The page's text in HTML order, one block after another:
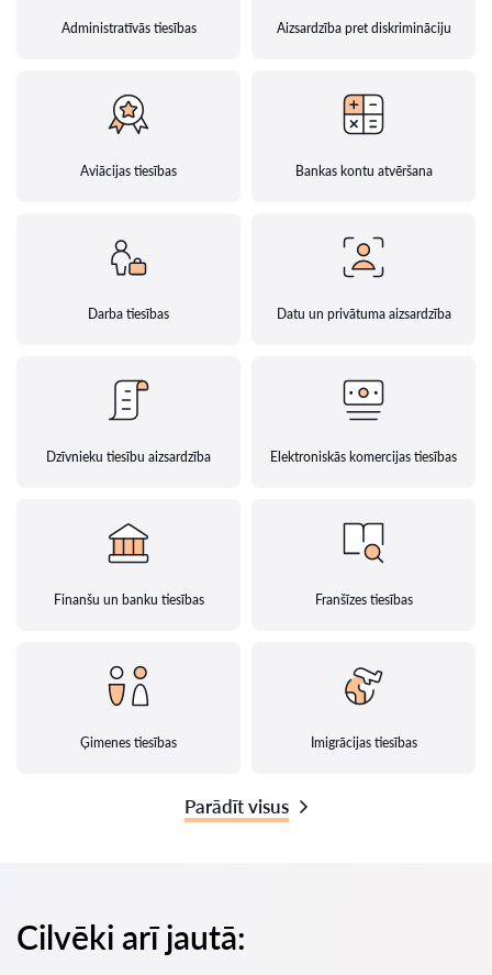
Administratīvās tiesības Aizsardzība pret diskrimināciju
Aviācijas tiesības Bankas kontu atvēršana
Darba tiesības Datu un privātuma aizsardzība
Dzīvnieku tiesību aizsardzība Elektroniskās komercijas tiesības
Finanšu un banku tiesības Franšīzes tiesības
Ģimenes tiesības Imigrācijas tiesības
Parādīt visus
Cilvēki arī jautā: